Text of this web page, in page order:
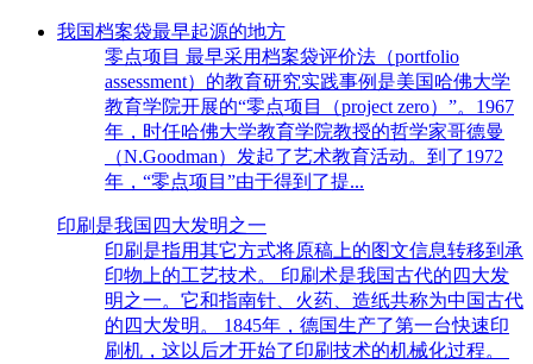
我国档案袋最早起源的地方
零点项目 最早采用档案袋评价法（portfolio
assessment）的教育研究实践事例是美国哈佛大学
教育学院开展的“零点项目（project zero）”。1967
年，时任哈佛大学教育学院教授的哲学家哥德曼
（N.Goodman）发起了艺术教育活动。到了1972
年，“零点项目”由于得到了提...
印刷是我国四大发明之一
印刷是指用其它方式将原稿上的图文信息转移到承
印物上的工艺技术。 印刷术是我国古代的四大发
明之一。它和指南针、火药、造纸共称为中国古代
的四大发明。 1845年，德国生产了第一台快速印
刷机，这以后才开始了印刷技术的机械化过程。